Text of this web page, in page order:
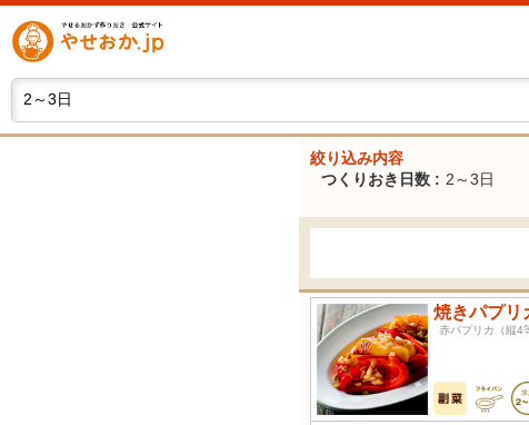
絞り込み内容
つくりおき日数 : 2～3日
焼きパプリ
赤パプリカ（